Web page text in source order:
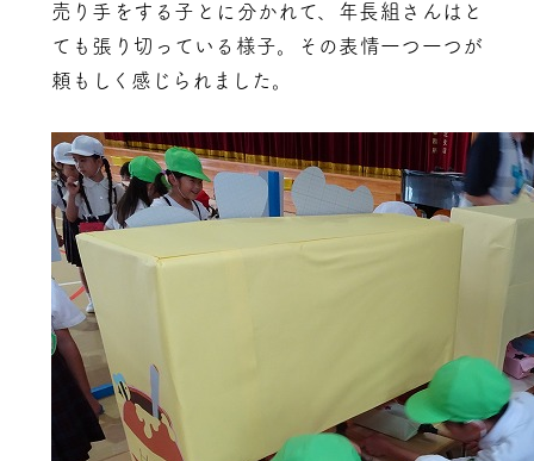
売り手をする子とに分かれて、年長組さんはと
ても張り切っている様子。その表情一つ一つが
頼もしく感じられました。